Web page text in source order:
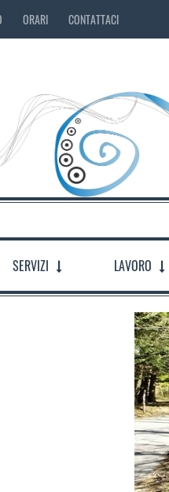
ORARI CONTATTACI
SERVIZI LAVORO